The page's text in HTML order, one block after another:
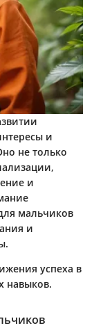
и
не только
и
мальчиков
и
успеха в
навыков.